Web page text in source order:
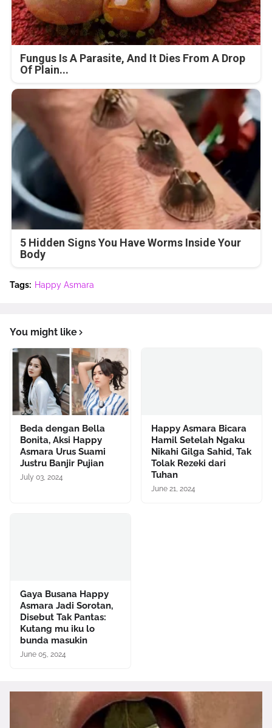
Fungus Is A Parasite, And It Dies From A Drop
Of Plain...
5 Hidden Signs You Have Worms Inside Your
Body
Tags: Happy Asmara
You might like
Beda dengan Bella
Bonita, Aksi Happy
Asmara Urus Suami
Justru Banjir Pujian
July 03, 2024
Happy Asmara Bicara
Hamil Setelah Ngaku
Nikahi Gilga Sahid, Tak
Tolak Rezeki dari
Tuhan
June 21, 2024
Gaya Busana Happy
Asmara Jadi Sorotan,
Disebut Tak Pantas:
Kutang mu iku lo
bunda masukin
June 05, 2024